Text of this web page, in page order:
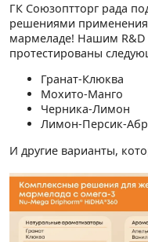
ГК Союзоптторг рада
решениями
мармеладе! Нашим
протестированы
Гранат-Клюква
Мохито-Манго
Черника-Лимон
Лимон-Персик-
И другие варианты,